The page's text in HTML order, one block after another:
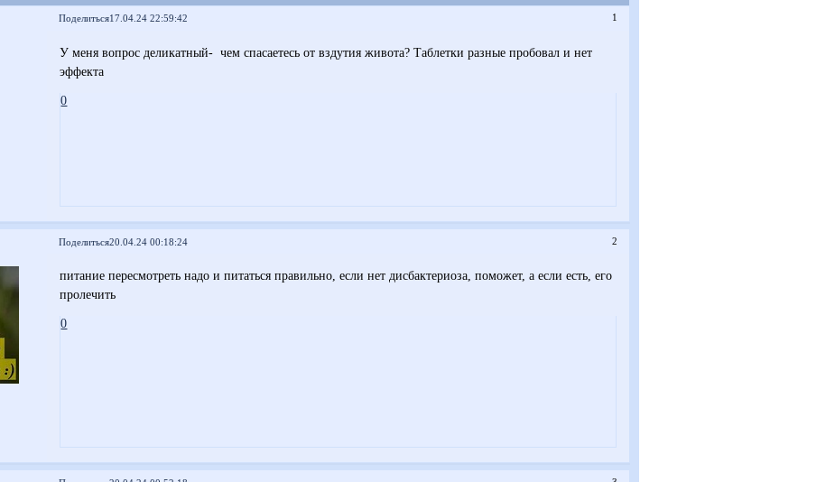
Поделиться 1
17.04.24 22:59:42
У меня вопрос деликатный- чем спасаетесь от вздутия живота? Таблетки разные пробовал и нет
эффекта
0
Поделиться 2
20.04.24 00:18:24
питание пересмотреть надо и питаться правильно, если нет дисбактериоза, поможет, а если есть, его
пролечить
0